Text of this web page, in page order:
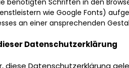
benötigten Schriften in den
wie Google Fonts)
an einer ansprechenden
Datenschutzerklärung
diese Datenschutzerklärung